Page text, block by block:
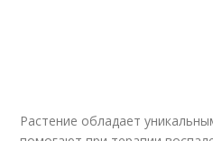
Растение обладает